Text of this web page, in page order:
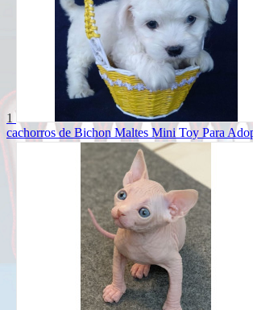
1
cachorros de Bichon Maltes Mini Toy Para